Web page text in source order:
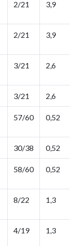
2/21 3,9
2/21 3,9
3/21 2,6
3/21 2,6
57/60 0,52
30/38 0,52
58/60 0,52
8/22 1,3
4/19 1,3